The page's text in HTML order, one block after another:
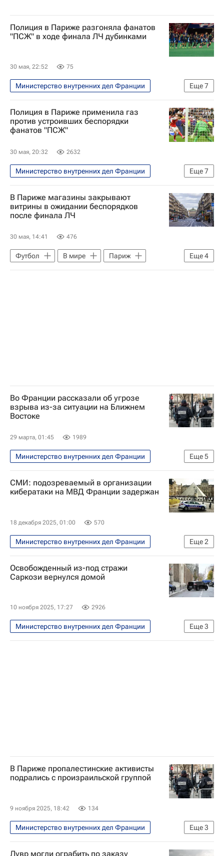
Полиция в Париже разгоняла фанатов
"ПСЖ" в ходе финала ЛЧ дубинками
30 мая, 22:52 75
Еще7
Министерство внутренних дел Франции
Футбол
Париж
Будапешт
Пари Сен-Жермен (ПСЖ)
Арсенал (Лондон)
Лига чемпионов УЕФА 2026-2027
Кубок Франции по футболу
Полиция в Париже применила газ
против устроивших беспорядки
фанатов "ПСЖ"
30 мая, 20:32 2632
Еще7
Министерство внутренних дел Франции
Футбол
Париж
Будапешт
Пари Сен-Жермен (ПСЖ)
Арсенал (Лондон)
Лига чемпионов УЕФА 2026-2027
Спорт
В Париже магазины закрывают
витрины в ожидании беспорядков
после финала ЛЧ
30 мая, 14:41 476
Еще4
Футбол В мире
Париж
Будапешт
Пари Сен-Жермен (ПСЖ)
Во Франции рассказали об угрозе
взрыва из-за ситуации на Ближнем
Востоке
29 марта, 01:45 1989
Еще5
Министерство внутренних дел Франции
В мире
Париж
Ближний Восток
Иран
Bank of America
СМИ: подозреваемый в организации
кибератаки на МВД Франции задержан
18 декабря 2025, 01:00 570
Еще2
Министерство внутренних дел Франции
Париж
Интерпол
Освобожденный из-под стражи
Саркози вернулся домой
10 ноября 2025, 17:27 2926
Еще3
Министерство внутренних дел Франции
В мире
Ливия Николя Саркози
В Париже пропалестинские активисты
подрались с произраильской группой
9 ноября 2025, 18:42 134
Еще3
Министерство внутренних дел Франции
В мире
Париж Израиль
Лувр могли ограбить по заказу